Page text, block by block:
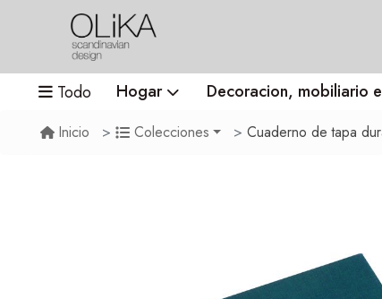
Todo Hogar Decoracion, mobiliario
Inicio Colecciones Cuaderno de tapa dura -